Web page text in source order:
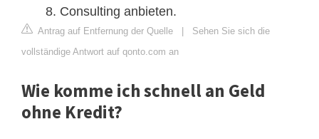
Consulting anbieten.
Antrag auf Entfernung der Quelle | Sehen Sie sich die
vollständige Antwort auf qonto.com an
Wie komme ich schnell an Geld
ohne Kredit?